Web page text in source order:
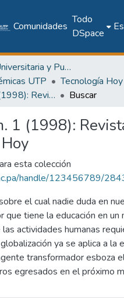
Comunidades
Todo
DSpace
Editorial Universitaria y Publicaciones Seriadas
UTP
Tecnología Hoy
Vol. 2, Núm. 1 (1998): Revista Tecnología Hoy
Buscar
1 (1998):
esta colección
handle/123456789/
el cual nadie duda en
que tiene la educación en un
actividades humanas
ya se aplica a la
transformador esboza
egresados en el próximo